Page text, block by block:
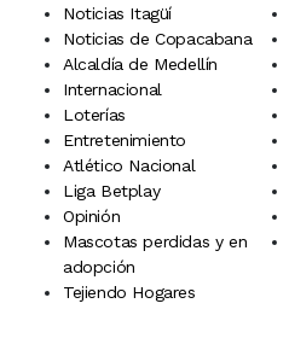
Noticias Itagüí
Noticias de Copacabana
Alcaldía de Medellín
Internacional
Loterías
Entretenimiento
Atlético Nacional
Liga Betplay
Opinión
Mascotas perdidas y en
adopción
Tejiendo Hogares